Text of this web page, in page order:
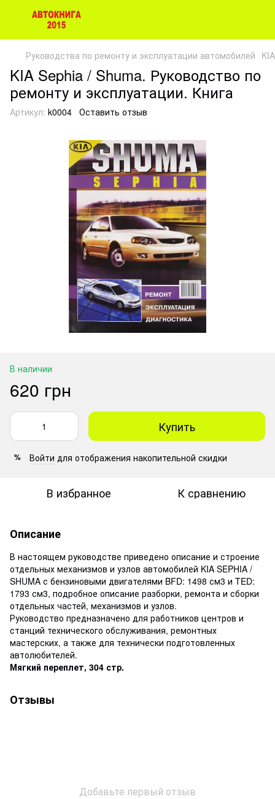
Руководства по ремонту и эксплуатации автомобилей KIA
KIA Sephia / Shuma. Руководство по
ремонту и эксплуатации. Книга
Артикул: k0004 Оставить отзыв
В наличии
620 грн
Купить
% Войти для отображения накопительной скидки
В избранное К сравнению
Описание
В настоящем руководстве приведено описание и строение
отдельных механизмов и узлов автомобилей KIA SEPHIA /
SHUMA с бензиновыми двигателями BFD: 1498 см3 и TED:
1793 см3, подробное описание разборки, ремонта и сборки
отдельных частей, механизмов и узлов.
Руководство предназначено для работников центров и
станций технического обслуживания, ремонтных
мастерских, а также для технически подготовленных
автолюбителей.
Мягкий переплет, 304 стр.
Отзывы
Добавьте первый отзыв